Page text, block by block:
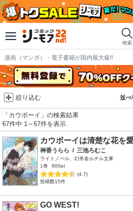
検索
漫画（マンガ）・電子書籍が国内最大級!!
並べ
絞り込む
「カウボーイ」の検索結果
67件中 1～67件を表示
カウボーイは清楚な花を
神香うらら / 三池ろむこ
ライトノベル、幻冬舎ルチル文庫
1巻
600pt
(4.7)
投稿数15件
GO WEST!